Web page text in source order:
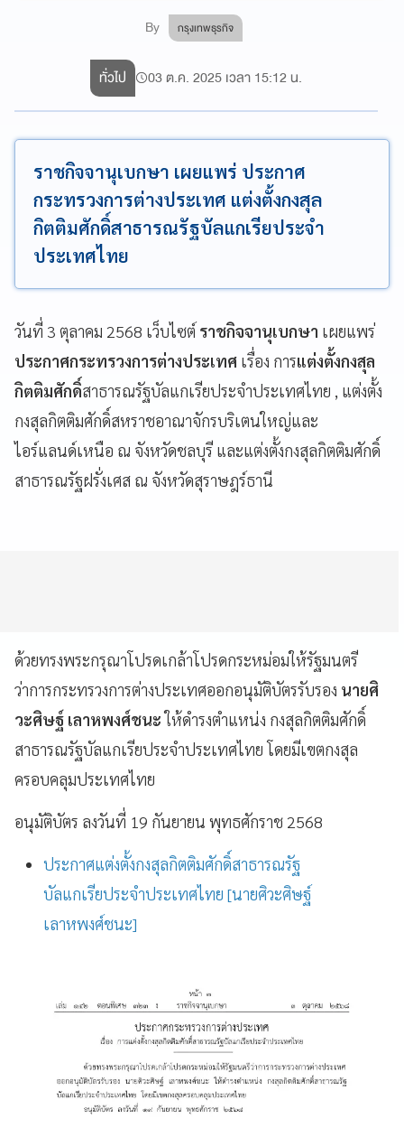
By กรุงเทพธุรกิจ
ทั่วไป 03 ต.ค. 2025 เวลา 15:12 น.
ราชกิจจานุเบกษา เผยแพร่ ประกาศ
กระทรวงการต่างประเทศ แต่งตั้งกงสุล
กิตติมศักดิ์สาธารณรัฐบัลแกเรียประจำ
ประเทศไทย
วันที่ 3 ตุลาคม 2568 เว็บไซต์ ราชกิจจานุเบกษา เผยแพร่
ประกาศกระทรวงการต่างประเทศ เรื่อง การแต่งตั้งกงสุล
กิตติมศักดิ์สาธารณรัฐบัลแกเรียประจำประเทศไทย , แต่งตั้ง
กงสุลกิตติมศักดิ์สหราชอาณาจักรบริเตนใหญ่และ
ไอร์แลนด์เหนือ ณ จังหวัดชลบุรี และแต่งตั้งกงสุลกิตติมศักดิ์
สาธารณรัฐฝรั่งเศส ณ จังหวัดสุราษฎร์ธานี
ด้วยทรงพระกรุณาโปรดเกล้าโปรดกระหม่อมให้รัฐมนตรี
ว่าการกระทรวงการต่างประเทศออกอนุมัติบัตรรับรอง นายศิ
วะศิษฐ์ เลาหพงศ์ชนะให้ดำรงตำแหน่ง กงสุลกิตติมศักดิ์
สาธารณรัฐบัลแกเรียประจำประเทศไทย โดยมีเขตกงสุล
ครอบคลุมประเทศไทย
อนุมัติบัตร ลงวันที่ 19 กันยายน พุทธศักราช 2568
ประกาศแต่งตั้งกงสุลกิตติมศักดิ์สาธารณรัฐ
บัลแกเรียประจำประเทศไทย [นายศิวะศิษฐ์
เลาหพงศ์ชนะ]